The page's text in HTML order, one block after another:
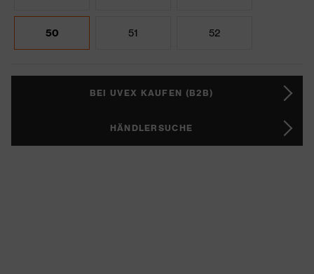
50 51 52
BEI UVEX KAUFEN (B2B)
HÄNDLERSUCHE